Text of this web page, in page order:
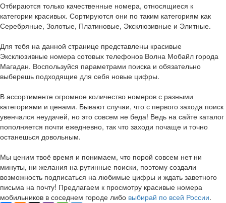
Отбираются только качественные номера, относящиеся к
категории красивых. Сортируются они по таким категориям как
Серебряные, Золотые, Платиновые, Эксклюзивные и Элитные.
Для тебя на данной странице представлены красивые
Эксклюзивные номера сотовых телефонов Волна Мобайл города
Магадан. Воспользуйся параметрами поиска и обязательно
выберешь подходящие для себя новые цифры.
В ассортименте огромное количество номеров с разными
категориями и ценами. Бывают случаи, что с первого захода поиск
увенчался неудачей, но это совсем не беда! Ведь на сайте каталог
пополняется почти ежедневно, так что заходи почаще и точно
останешься довольным.
Мы ценим твоё время и понимаем, что порой совсем нет ни
минуты, ни желания на рутинные поиски, поэтому создали
возможность подписаться на любимые цифры и ждать заветного
письма на почту! Предлагаем к просмотру красивые номера
мобильников в соседнем городе либо выбирай по всей России.